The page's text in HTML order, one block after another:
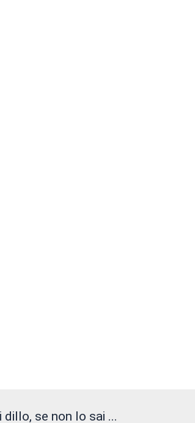
dillo, se non lo sai ...